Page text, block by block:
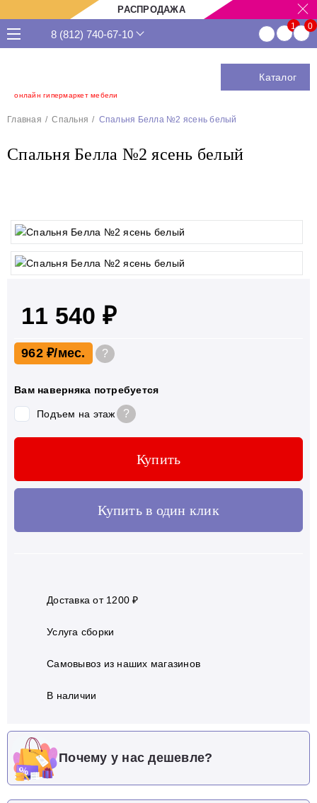
РАСПРОДАЖА
онлайн гипермаркет мебели
8 (812) 740-67-10
Каталог
Главная Спальня Спальня Белла №2 ясень белый
Спальня Белла №2 ясень белый
11 540 ₽
962 ₽ ?
Вам наверняка потребуется
Подъем на этаж ?
Купить
Купить в один клик
Доставка от 1200 ₽
Услуга сборки
Самовывоз из наших магазинов
В наличии
Почему у нас дешевле?